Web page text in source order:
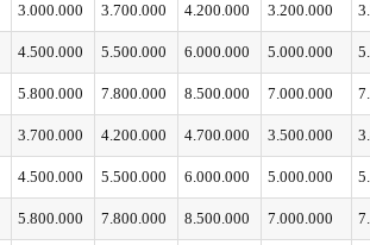
3.000.000 3.700.000 4.200.000 3.200.000
4.500.000 5.500.000 6.000.000 5.000.000
5.800.000 7.800.000 8.500.000 7.000.000
3.700.000 4.200.000 4.700.000 3.500.000
4.500.000 5.500.000 6.000.000 5.000.000
5.800.000 7.800.000 8.500.000 7.000.000